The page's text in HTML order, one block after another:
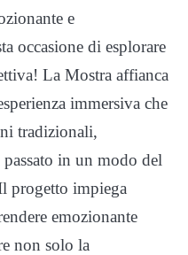
e
occasione di esplorare
La Mostra affianca
immersiva che
tradizionali,
in un modo del
progetto impiega
emozionante
non solo la